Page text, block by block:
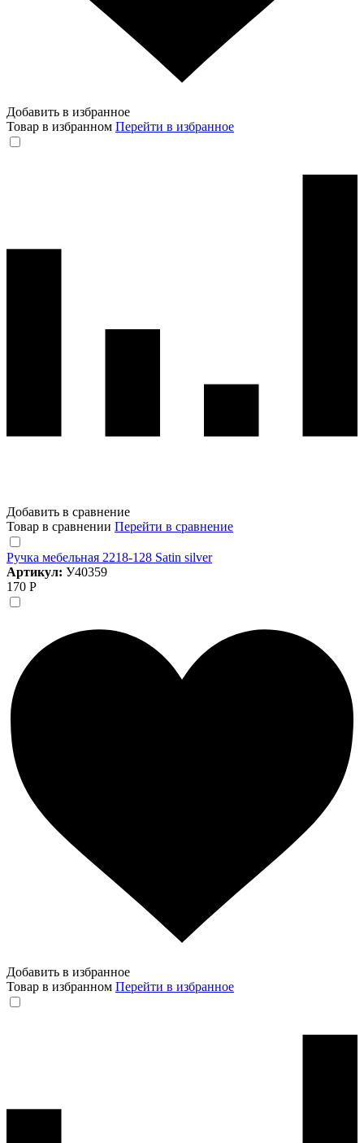
Добавить в избранное
Товар в избранном Перейти в избранное
Добавить в сравнение
Товар в сравнении Перейти в сравнение
Ручка мебельная 2218-128 Satin silver
Артикул: У40359
170 Р
Добавить в избранное
Товар в избранном Перейти в избранное